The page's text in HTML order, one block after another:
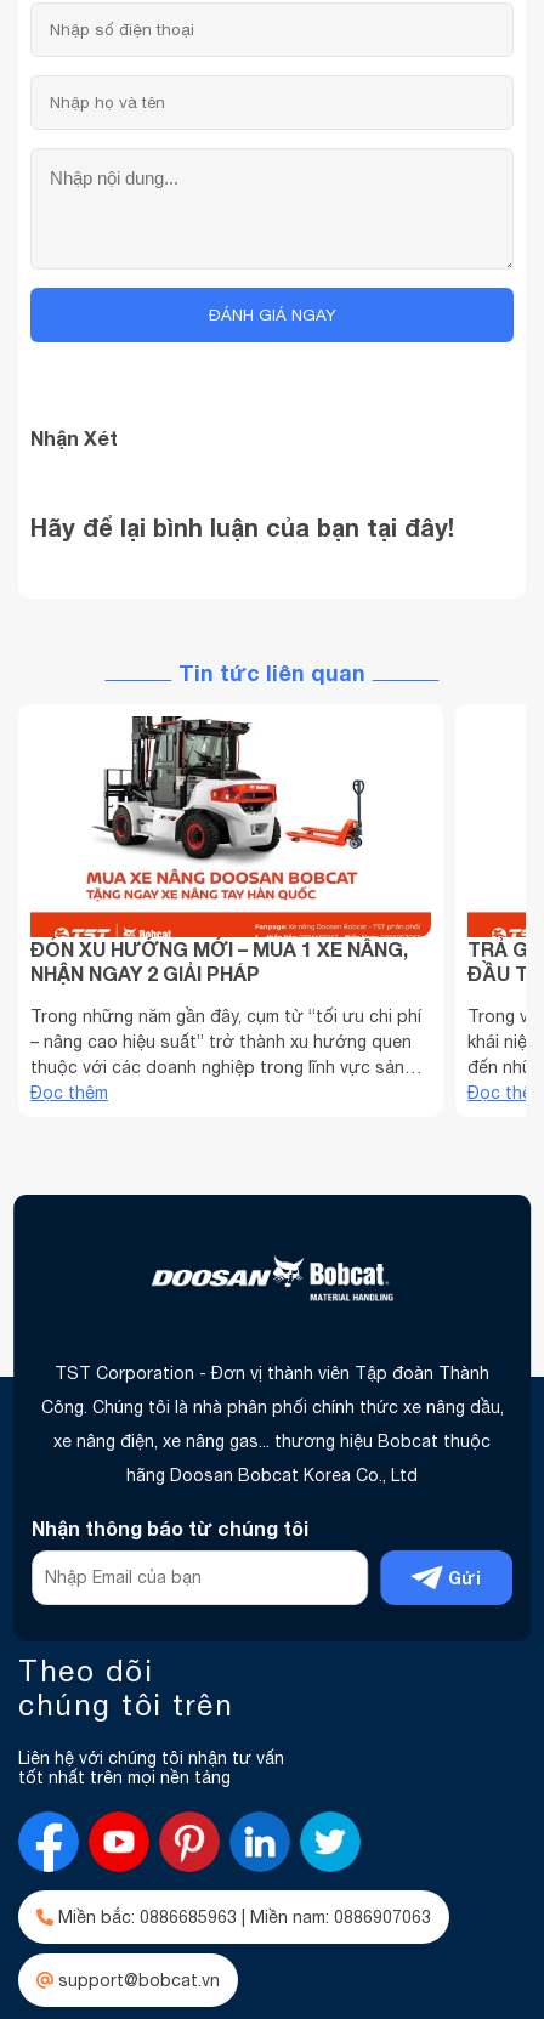
ĐÁNH GIÁ NGAY
Nhận Xét
Hãy để lại bình luận của bạn tại đây!
Tin tức liên quan
ĐÓN XU HƯỚNG MỚI – MUA 1 XE NÂNG,
NHẬN NGAY 2 GIẢI PHÁP
Trong những năm gần đây, cụm từ “tối ưu chi phí
– nâng cao hiệu suất” trở thành xu hướng quen
thuộc với các doanh nghiệp trong lĩnh vực sản
xuất, kho vận và logistics. Không còn chỉ tập
Đọc thêm
TRẢ
ĐẦU
Trong
khái
đến
trở
Đọc thêm
TST Corporation - Đơn vị thành viên Tập đoàn Thành
Công. Chúng tôi là nhà phân phối chính thức xe nâng dầu,
xe nâng điện, xe nâng gas... thương hiệu Bobcat thuộc
hãng Doosan Bobcat Korea Co., Ltd
Nhận thông báo từ chúng tôi
Gửi
Theo dõi
chúng tôi trên
Liên hệ với chúng tôi nhận tư vấn
tốt nhất trên mọi nền tảng
Miền bắc: 0886685963 | Miền nam: 0886907063
support@bobcat.vn